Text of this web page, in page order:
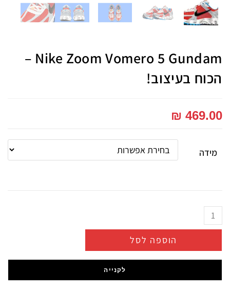
Nike Zoom Vomero 5 Gundam –
הכוח בעיצוב!
₪ 469.00
מידה
הוספה לסל
לקנייה